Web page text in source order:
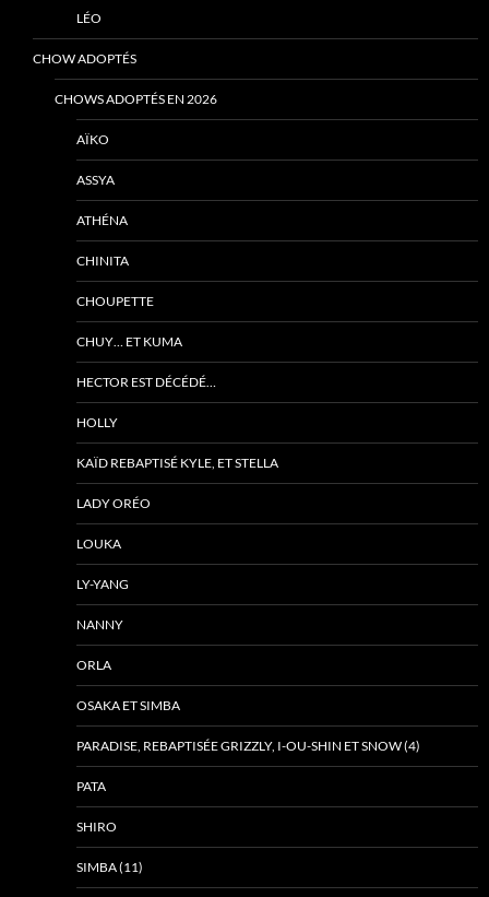
LÉO
CHOW ADOPTÉS
CHOWS ADOPTÉS EN 2026
AÏKO
ASSYA
ATHÉNA
CHINITA
CHOUPETTE
CHUY… ET KUMA
HECTOR EST DÉCÉDÉ…
HOLLY
KAÏD REBAPTISÉ KYLE, ET STELLA
LADY ORÉO
LOUKA
LY-YANG
NANNY
ORLA
OSAKA ET SIMBA
PARADISE, REBAPTISÉE GRIZZLY, I-OU-SHIN ET SNOW (4)
PATA
SHIRO
SIMBA (11)